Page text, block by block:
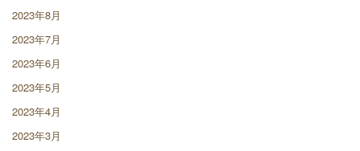
2023年8月
2023年7月
2023年6月
2023年5月
2023年4月
2023年3月